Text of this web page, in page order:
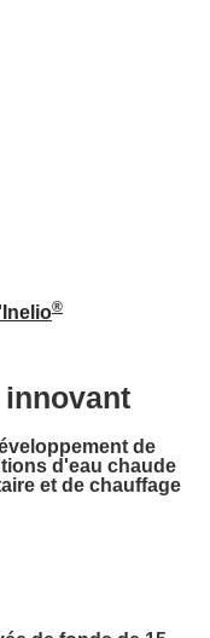
®
innovant
de
d'eau chaude
et de chauffage